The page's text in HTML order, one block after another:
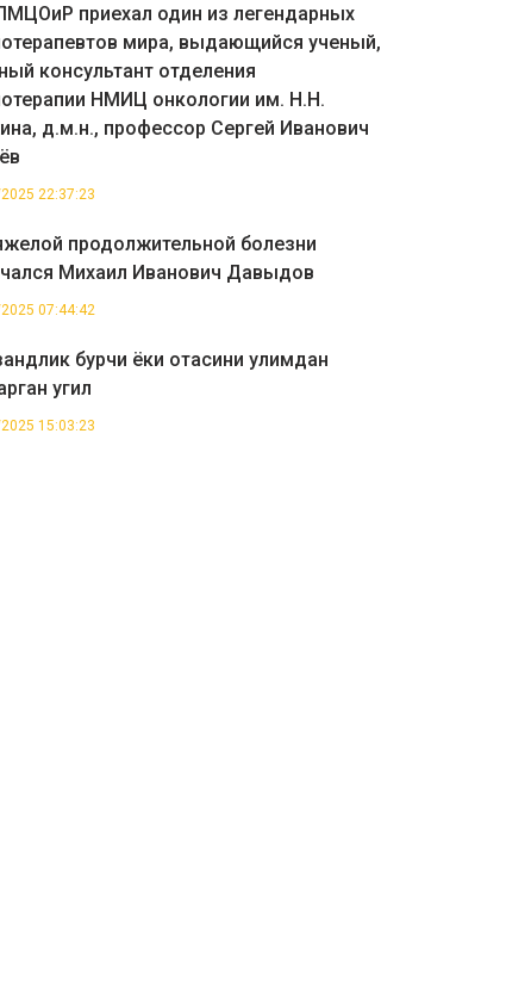
приехал один из легендарных
мира, выдающийся ученый,
консультант отделения
НМИЦ онкологии им. Н.Н.
д.м.н., профессор Сергей Иванович
22:37:23
продолжительной болезни
Михаил Иванович Давыдов
07:44:42
бурчи ёки отасини улимдан
угил
15:03:23